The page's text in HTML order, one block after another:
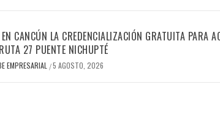
CANCÚN LA CREDENCIALIZACIÓN GRATUITA PARA
27 PUENTE NICHUPTÉ
EMPRESARIAL /5 AGOSTO, 2026